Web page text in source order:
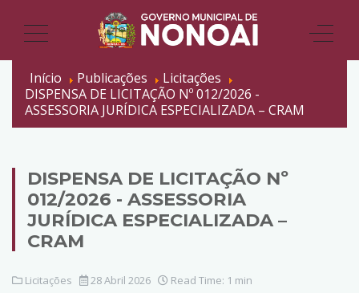
Início Publicações
Licitações
DISPENSA DE LICITAÇÃO Nº 012/2026 -
ASSESSORIA JURÍDICA ESPECIALIZADA – CRAM
DISPENSA DE LICITAÇÃO Nº
012/2026 - ASSESSORIA
JURÍDICA ESPECIALIZADA –
CRAM
Licitações 28 Abril 2026 Read Time: 1 min